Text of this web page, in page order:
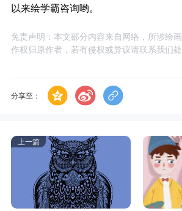
以来绘学霸咨询哟。
免责声明：本文部分内容来自网络，所涉绘
作权归原作者，若有侵权或异议请联系我们
分享至：
上一篇